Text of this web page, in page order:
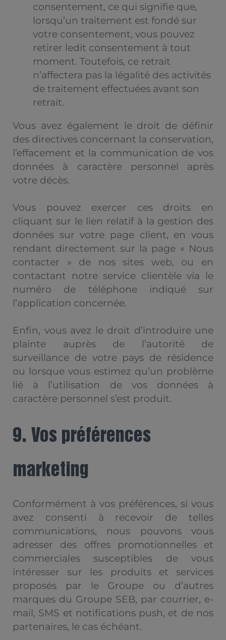
consentement, ce qui signifie que,
lorsqu’un traitement est fondé sur
votre consentement, vous pouvez
retirer ledit consentement à tout
moment. Toutefois, ce retrait
n’affectera pas la légalité des activités
de traitement effectuées avant son
retrait.
Vous avez également le droit de définir
des directives concernant la conservation,
l’effacement et la communication de vos
données à caractère personnel après
votre décès.
Vous pouvez exercer ces droits en
cliquant sur le lien relatif à la gestion des
données sur votre page client, en vous
rendant directement sur la page « Nous
contacter » de nos sites web, ou en
contactant notre service clientèle via le
numéro de téléphone indiqué sur
l’application concernée.
Enfin, vous avez le droit d’introduire une
plainte auprès de l’autorité de
surveillance de votre pays de résidence
ou lorsque vous estimez qu’un problème
lié à l’utilisation de vos données à
caractère personnel s’est produit.
9. Vos préférences
marketing
Conformément à vos préférences, si vous
avez consenti à recevoir de telles
communications, nous pouvons vous
adresser des offres promotionnelles et
commerciales susceptibles de vous
intéresser sur les produits et services
proposés par le Groupe ou d’autres
marques du Groupe SEB, par courrier, e-
mail, SMS et notifications push, et de nos
partenaires, le cas échéant.